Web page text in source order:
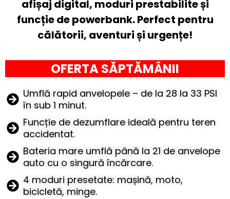
afișaj digital, moduri prestabilite și
funcție de powerbank. Perfect pentru
călătorii, aventuri și urgențe!
OFERTA SĂPTĂMÂNII
Umflă rapid anvelopele – de la 28 la 33 PSI
în sub 1 minut.
Funcție de dezumflare ideală pentru teren
accidentat.
Bateria mare umflă până la 21 de anvelope
auto cu o singură încărcare.
4 moduri presetate: mașină, moto,
bicicletă, minge.